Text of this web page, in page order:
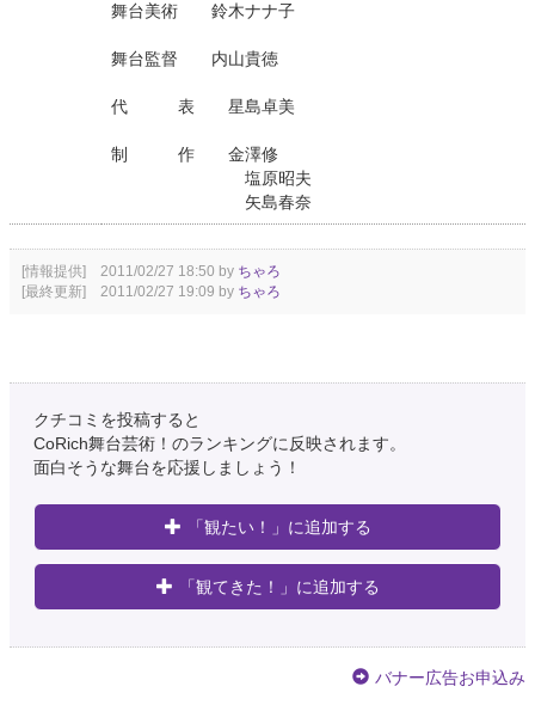
舞台美術 鈴木ナナ子
舞台監督 内山貴徳
代 表 星島卓美
制 作 金澤修
塩原昭夫
矢島春奈
[情報提供] 2011/02/27 18:50 by ちゃろ
[最終更新] 2011/02/27 19:09 by ちゃろ
クチコミを投稿すると
CoRich舞台芸術！のランキングに反映されます。
面白そうな舞台を応援しましょう！
「観たい！」に追加する
「観てきた！」に追加する
バナー広告お申込み